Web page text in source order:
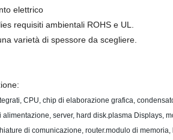
elettrico
requisiti ambientali ROHS e UL.
varietà di spessore da scegliere.
CPU, chip di elaborazione grafica,
alimentazione, server, hard disk.plasma Displays,
di comunicazione, router.modulo di